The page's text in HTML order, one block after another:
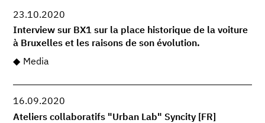
23.10.2020
Interview sur BX1 sur la place historique de la voiture
à Bruxelles et les raisons de son évolution.
Media
16.09.2020
Ateliers collaboratifs "Urban Lab" Syncity [FR]